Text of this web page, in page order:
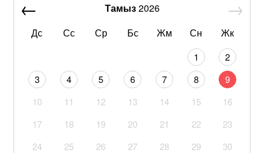
Тамыз2026
Дс
Сс Ср Бс Жм Сн Жк
1
2
3
4 5 6 7 8
9
10
11 12 13 14 15
16
17
18 19 20 21 22
23
24
25 26 27 28 29
30